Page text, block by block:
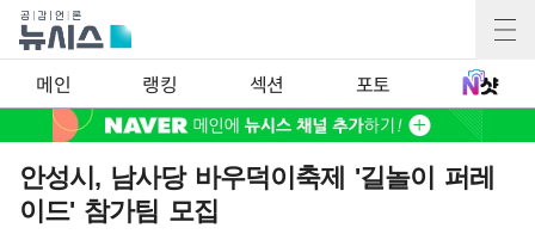
메인 랭킹 섹션 포토
안성시, 남사당 바우덕이축제 '길놀이 퍼레
이드' 참가팀 모집